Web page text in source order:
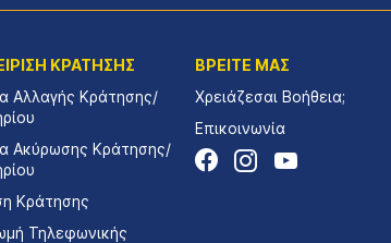
ΚΡΑΤΗΣΗΣ
Αλλαγής Κράτησης/
Ακύρωσης Κράτησης/
Κράτησης
Τηλεφωνικής
ΒΡΕΙΤΕ ΜΑΣ
Χρειάζεσαι Βοήθεια;
Επικοινωνία